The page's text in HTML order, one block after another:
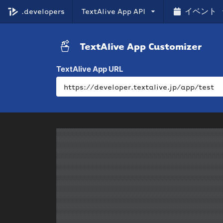
.developers TextAlive App API イベント
TextAlive App Customizer
TextAlive App URL